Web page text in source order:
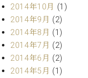
紹
介
調
料
金
表
2014年10月 (1)
2014年9月 (2)
2014年8月 (1)
2014年7月 (2)
2014年6月 (2)
2014年5月 (1)